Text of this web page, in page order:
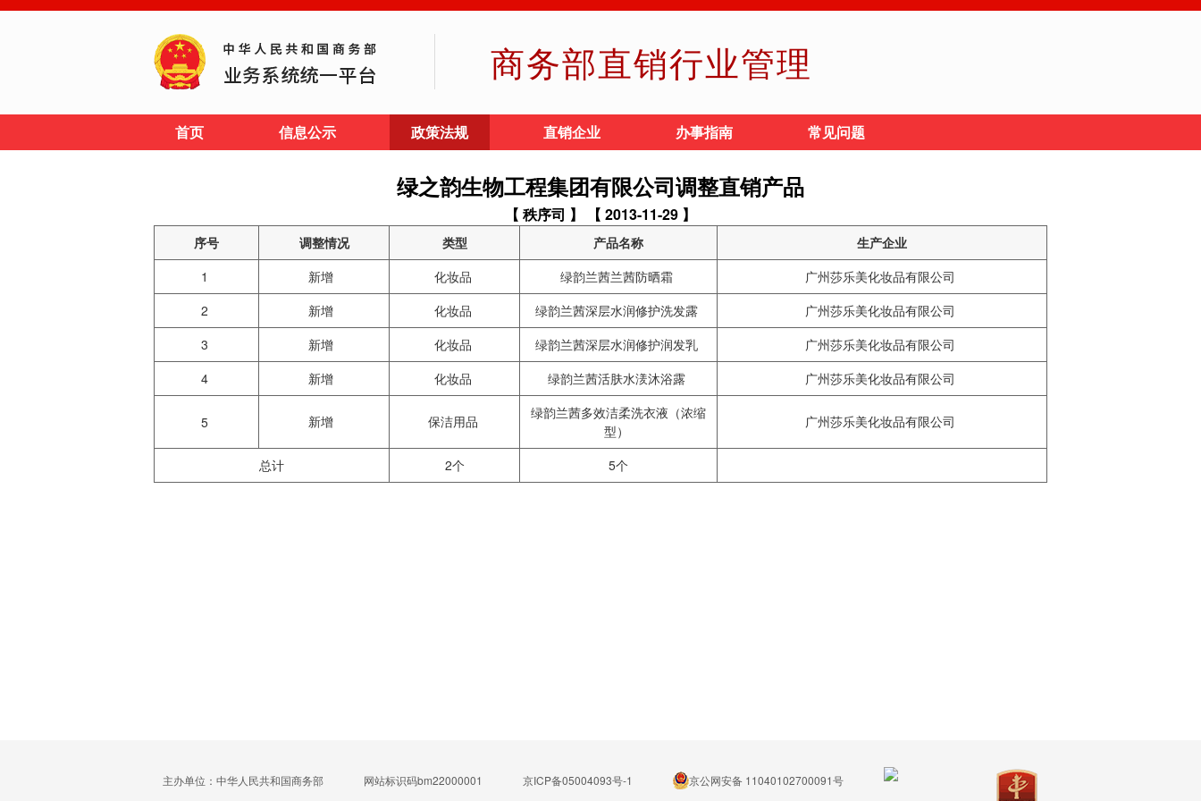
商务部直销行业管理
首页 信息公示 政策法规 直销企业 办事指南 常见问题
绿之韵生物工程集团有限公司调整直销产品
【 秩序司 】 【 2013-11-29 】
序号 调整情况 类型 产品名称
生产企业
1
新增 化妆品 绿韵兰茜兰茜防晒霜
广州莎乐美化妆品有限公司
2
新增 化妆品 绿韵兰茜深层水润修护洗发露
广州莎乐美化妆品有限公司
3
新增 化妆品 绿韵兰茜深层水润修护润发乳
广州莎乐美化妆品有限公司
4
新增 化妆品 绿韵兰茜活肤水湵沐浴露 广州莎乐美化妆品有限公司
5 新增 保洁用品
绿韵兰茜多效洁柔洗衣液（浓缩
型）
广州莎乐美化妆品有限公司
总计 2个 5个
主办单位：中华人民共和国商务部 网站标识码bm22000001 京ICP备05004093号-1
京公网安备 11040102700091号